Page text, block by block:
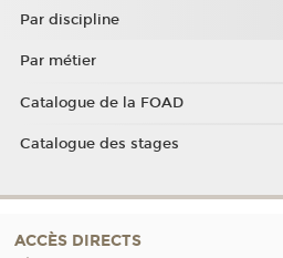
Par discipline
Par métier
Catalogue de la FOAD
Catalogue des stages
ACCÈS DIRECTS